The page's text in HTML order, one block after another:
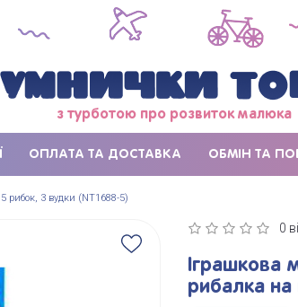
з турботою про розвиток малюка
ОПЛАТА ТА ДОСТАВКА ОБМІН ТА
рибок, 3 вудки (NT1688-5)
0
Іграшкова
рибалка на